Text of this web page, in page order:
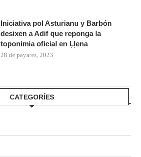
Iniciativa pol Asturianu y Barbón
desixen a Adif que reponga la
toponimia oficial en Ḷḷena
28 de payares, 2023
CATEGORÍES